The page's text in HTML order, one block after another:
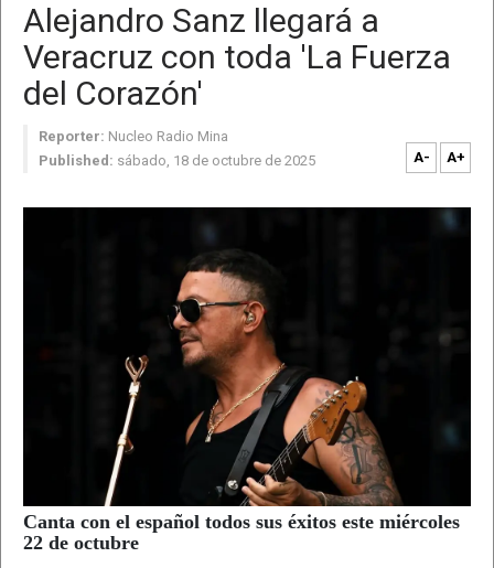
Alejandro Sanz llegará a
Veracruz con toda 'La Fuerza
del Corazón'
Reporter: Nucleo Radio Mina
Published: sábado, 18 de octubre de 2025 A- A+
Canta con el español todos sus éxitos este miércoles
22 de octubre